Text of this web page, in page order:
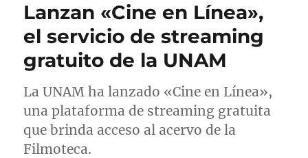
Lanzan «Cine en Línea»,
el servicio de streaming
gratuito de la UNAM
La UNAM ha lanzado «Cine en Línea»,
una plataforma de streaming gratuita
que brinda acceso al acervo de la
Filmoteca.